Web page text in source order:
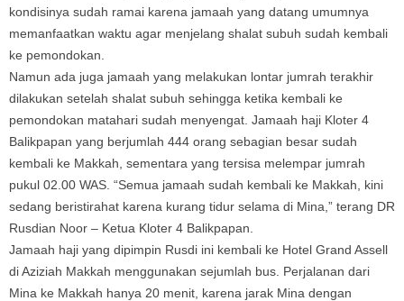
kondisinya sudah ramai karena jamaah yang datang umumnya
memanfaatkan waktu agar menjelang shalat subuh sudah kembali
ke pemondokan.
Namun ada juga jamaah yang melakukan lontar jumrah terakhir
dilakukan setelah shalat subuh sehingga ketika kembali ke
pemondokan matahari sudah menyengat. Jamaah haji Kloter 4
Balikpapan yang berjumlah 444 orang sebagian besar sudah
kembali ke Makkah, sementara yang tersisa melempar jumrah
pukul 02.00 WAS. “Semua jamaah sudah kembali ke Makkah, kini
sedang beristirahat karena kurang tidur selama di Mina,” terang DR
Rusdian Noor – Ketua Kloter 4 Balikpapan.
Jamaah haji yang dipimpin Rusdi ini kembali ke Hotel Grand Assell
di Aziziah Makkah menggunakan sejumlah bus. Perjalanan dari
Mina ke Makkah hanya 20 menit, karena jarak Mina dengan